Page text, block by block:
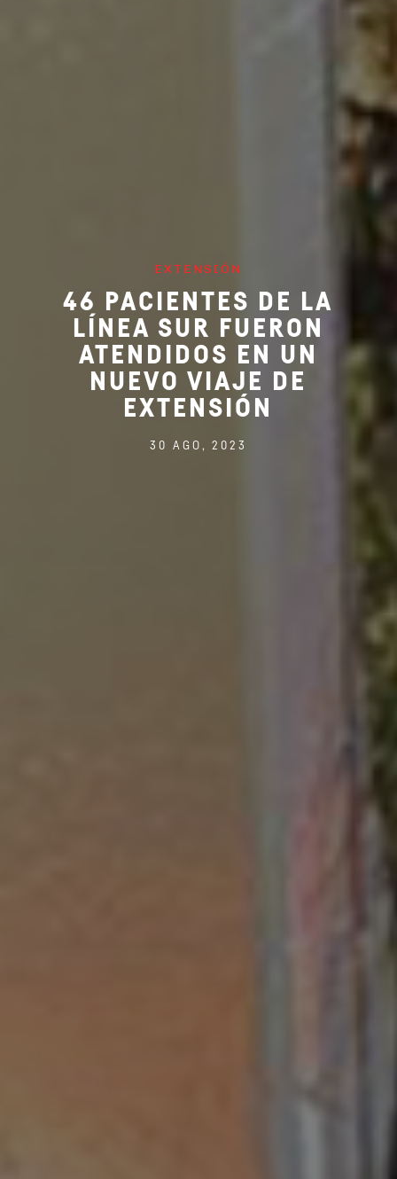
EXTENSIÓN
46 PACIENTES DE LA
LÍNEA SUR FUERON
ATENDIDOS EN UN
NUEVO VIAJE DE
EXTENSIÓN
30 AGO, 2023